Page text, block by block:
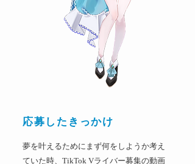
応募したきっかけ
夢を叶えるためにまず何をしようか考え
ていた時、TikTok Vライバー募集の動画